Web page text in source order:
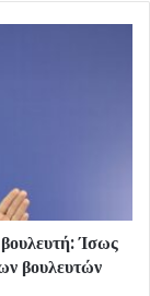
Ίσως
βουλευτών